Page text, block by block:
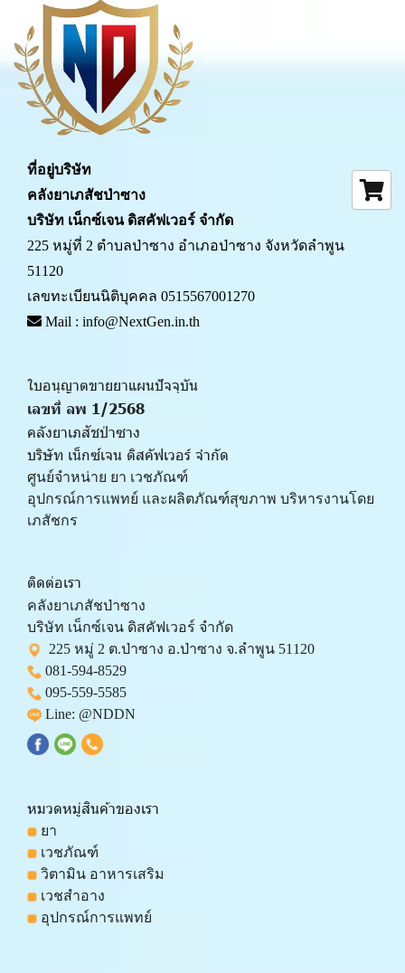
ที่อยู่บริษัท
คลังยาเภสัชป่าซาง
บริษัท เน็กซ์เจน ดิสคัฟเวอร์ จำกัด
225 หมู่ที่ 2 ตำบลป่าซาง อำเภอป่าซาง จังหวัดลำพูน
51120
เลขทะเบียนนิติบุคคล 0515567001270
Mail : info@NextGen.in.th
ใบอนุญาตขายยาแผนปัจจุบัน
เลขที่ ลพ 1/2568
คลังยาเภสัชป่าซาง
บริษัท เน็กซ์เจน ดิสคัฟเวอร์ จำกัด
ศูนย์จำหน่าย ยา เวชภัณฑ์
﻿อุปกรณ์การแพทย์ และผลิตภัณฑ์สุขภาพ บริหารงานโดย
เภสัชกร
ติดต่อเรา
คลังยาเภสัชป่าซาง
บริษัท เน็กซ์เจน ดิสคัฟเวอร์ จำกัด
225 หมู่ 2 ต.ป่าซาง อ.ป่าซาง จ.ลำพูน 51120
081-594-8529
095-559-5585
Line: @NDDN
หมวดหมู่สินค้าของเรา
ยา
เวชภัณฑ์
วิตามิน อาหารเสริม
เวชสำอาง
อุปกรณ์การแพทย์